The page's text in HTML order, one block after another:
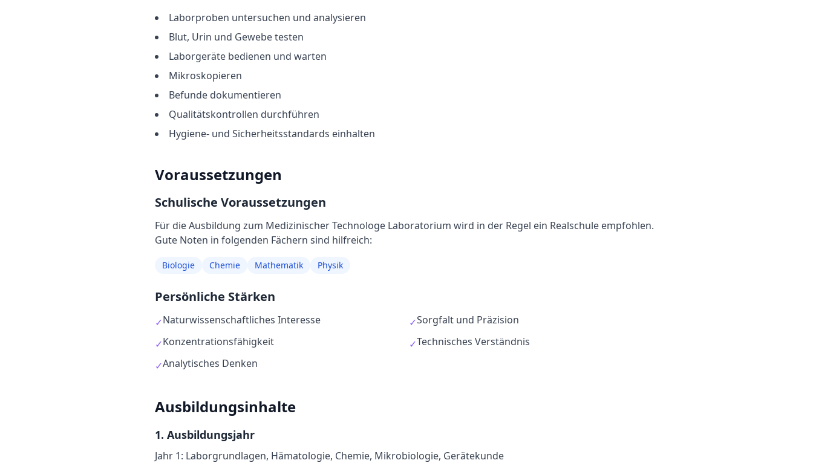
Laborproben untersuchen und analysieren
Blut, Urin und Gewebe testen
Laborgeräte bedienen und warten
Mikroskopieren
Befunde dokumentieren
Qualitätskontrollen durchführen
Hygiene- und Sicherheitsstandards einhalten
Voraussetzungen
Schulische Voraussetzungen
Für die Ausbildung zum Medizinischer Technologe Laboratorium wird in der Regel ein Realschule empfohlen.
Gute Noten in folgenden Fächern sind hilfreich:
Biologie Chemie Mathematik Physik
Persönliche Stärken
✓Naturwissenschaftliches Interesse ✓Sorgfalt und Präzision
✓Konzentrationsfähigkeit ✓Technisches Verständnis
✓Analytisches Denken
Ausbildungsinhalte
1. Ausbildungsjahr
Jahr 1: Laborgrundlagen, Hämatologie, Chemie, Mikrobiologie, Gerätekunde